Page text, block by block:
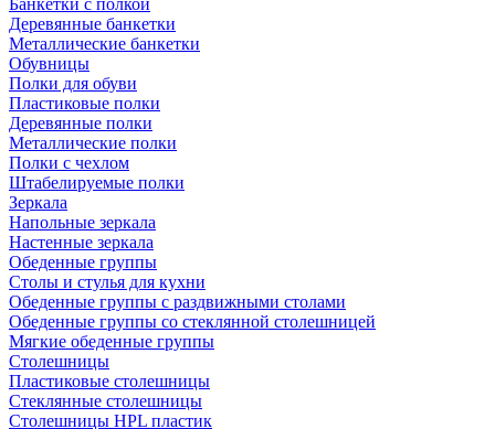
Банкетки с полкой
Деревянные банкетки
Металлические банкетки
Обувницы
Полки для обуви
Пластиковые полки
Деревянные полки
Металлические полки
Полки с чехлом
Штабелируемые полки
Зеркала
Напольные зеркала
Настенные зеркала
Обеденные группы
Столы и стулья для кухни
Обеденные группы с раздвижными столами
Обеденные группы со стеклянной столешницей
Мягкие обеденные группы
Столешницы
Пластиковые столешницы
Стеклянные столешницы
Столешницы HPL пластик